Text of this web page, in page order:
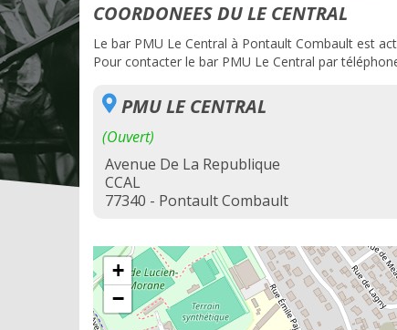
COORDONEES DU LE CENTRAL
Le bar PMU Le Central à Pontault Combault est
Pour contacter le bar PMU Le Central par
PMU LE CENTRAL
(Ouvert)
Avenue De La Republique
CCAL
77340 - Pontault Combault
+
−